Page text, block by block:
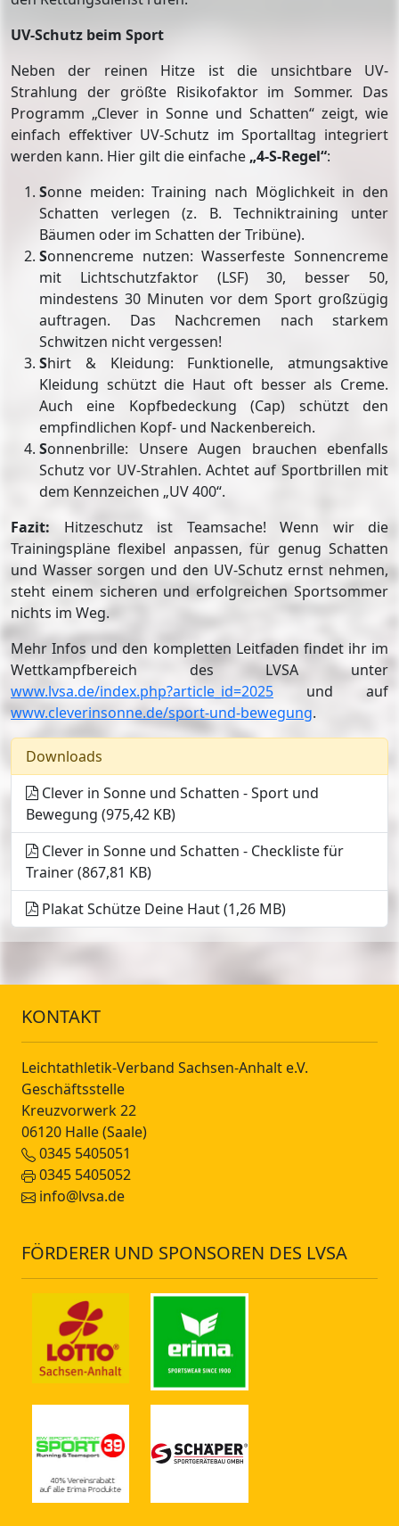
UV-Schutz beim Sport
Neben der reinen Hitze ist die unsichtbare UV-
Strahlung der größte Risikofaktor im Sommer. Das
Programm „Clever in Sonne und Schatten“ zeigt, wie
einfach effektiver UV-Schutz im Sportalltag integriert
werden kann. Hier gilt die einfache „4-S-Regel“:
Sonne meiden: Training nach Möglichkeit in den
Schatten verlegen (z. B. Techniktraining unter
Bäumen oder im Schatten der Tribüne).
Sonnencreme nutzen: Wasserfeste Sonnencreme
mit Lichtschutzfaktor (LSF) 30, besser 50,
mindestens 30 Minuten vor dem Sport großzügig
auftragen. Das Nachcremen nach starkem
Schwitzen nicht vergessen!
Shirt & Kleidung: Funktionelle, atmungsaktive
Kleidung schützt die Haut oft besser als Creme.
Auch eine Kopfbedeckung (Cap) schützt den
empfindlichen Kopf- und Nackenbereich.
Sonnenbrille: Unsere Augen brauchen ebenfalls
Schutz vor UV-Strahlen. Achtet auf Sportbrillen mit
dem Kennzeichen „UV 400“.
Fazit: Hitzeschutz ist Teamsache! Wenn wir die
Trainingspläne flexibel anpassen, für genug Schatten
und Wasser sorgen und den UV-Schutz ernst nehmen,
steht einem sicheren und erfolgreichen Sportsommer
nichts im Weg.
Mehr Infos und den kompletten Leitfaden findet ihr im
Wettkampfbereich des LVSA unter
www.lvsa.de/index.php?article_id=2025 und auf
www.cleverinsonne.de/sport-und-bewegung.
Downloads
Clever in Sonne und Schatten - Sport und
Bewegung (975,42 KB)
Clever in Sonne und Schatten - Checkliste für
Trainer (867,81 KB)
Plakat Schütze Deine Haut (1,26 MB)
KONTAKT
Leichtathletik-Verband Sachsen-Anhalt e.V.
Geschäftsstelle
Kreuzvorwerk 22
06120 Halle (Saale)
0345 5405051
0345 5405052
info@lvsa.de
FÖRDERER UND SPONSOREN DES LVSA